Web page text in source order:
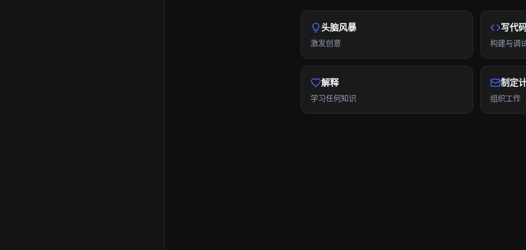
头脑风暴
激发创意
写代
构建与调
解释
学习任何知识
制定
组织工作